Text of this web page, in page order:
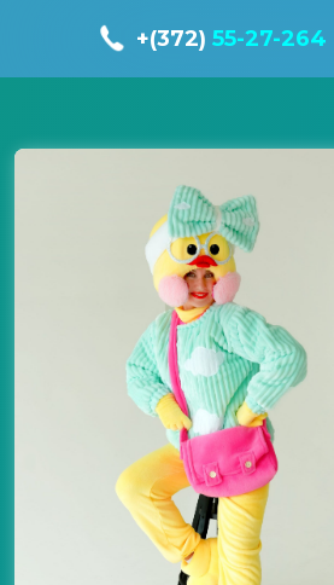
+(372) 55-27-264